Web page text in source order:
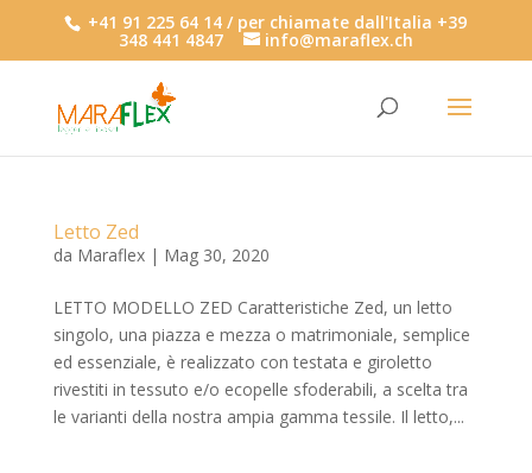
+41 91 225 64 14 / per chiamate dall'Italia +39
348 441 4847 info@maraflex.ch
Letto Zed
da Maraflex| Mag 30, 2020
LETTO MODELLO ZED Caratteristiche Zed, un letto
singolo, una piazza e mezza o matrimoniale, semplice
ed essenziale, è realizzato con testata e giroletto
rivestiti in tessuto e/o ecopelle sfoderabili, a scelta tra
le varianti della nostra ampia gamma tessile. Il letto,...